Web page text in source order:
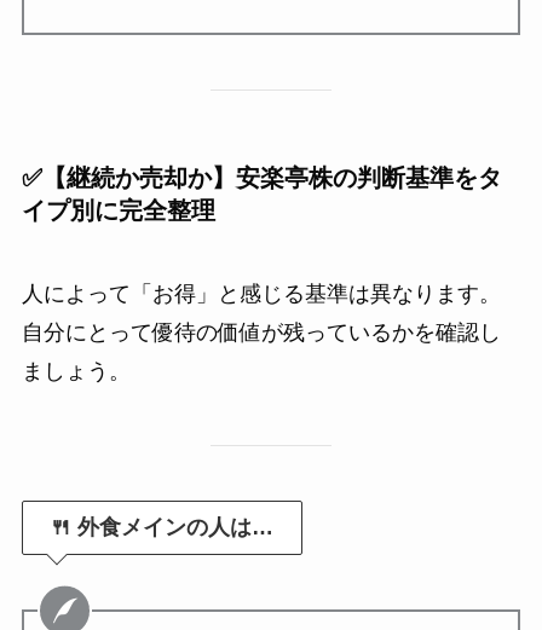
✅【継続か売却か】安楽亭株の判断基準をタ
イプ別に完全整理
人によって「お得」と感じる基準は異なります。
自分にとって優待の価値が残っているかを確認し
ましょう。
🍴 外食メインの人は…